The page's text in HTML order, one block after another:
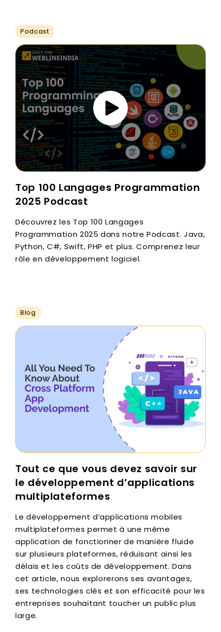
Podcast
Top 100 Langages Programmation
2025 Podcast
Découvrez les Top 100 Langages
Programmation 2025 dans notre Podcast. Java,
Python, C#, Swift, PHP et plus. Comprenez leur
rôle en développement logiciel.
Blog
Tout ce que vous devez savoir sur
le développement d’applications
multiplateformes
Le développement d’applications mobiles
multiplateformes permet à une même
application de fonctionner de manière fluide
sur plusieurs plateformes, réduisant ainsi les
délais et les coûts de développement. Dans
cet article, nous explorerons ses avantages,
ses technologies clés et son efficacité pour les
entreprises souhaitant toucher un public plus
large.